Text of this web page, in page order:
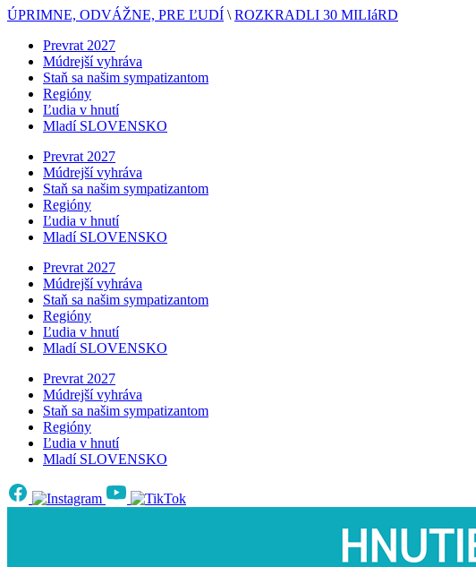
ÚPRIMNE, ODVÁŽNE, PRE ĽUDÍ \ ROZKRADLI 30 MILIáRD
Prevrat 2027
Múdrejší vyhráva
Staň sa našim sympatizantom
Regióny
Ľudia v hnutí
Mladí SLOVENSKO
Prevrat 2027
Múdrejší vyhráva
Staň sa našim sympatizantom
Regióny
Ľudia v hnutí
Mladí SLOVENSKO
Prevrat 2027
Múdrejší vyhráva
Staň sa našim sympatizantom
Regióny
Ľudia v hnutí
Mladí SLOVENSKO
Prevrat 2027
Múdrejší vyhráva
Staň sa našim sympatizantom
Regióny
Ľudia v hnutí
Mladí SLOVENSKO